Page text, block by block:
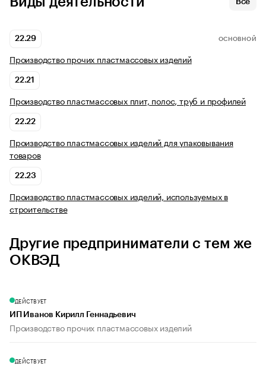
Все
22.29 ОСНОВНОЙ
Производство прочих пластмассовых изделий
22.21
Производство пластмассовых плит, полос, труб и профилей
22.22
Производство пластмассовых изделий для упаковывания
товаров
22.23
Производство пластмассовых изделий, используемых в
строительстве
Другие предприниматели с тем же
ОКВЭД
ДЕЙСТВУЕТ
ИП Иванов Кирилл Геннадьевич
Производство прочих пластмассовых изделий
ДЕЙСТВУЕТ